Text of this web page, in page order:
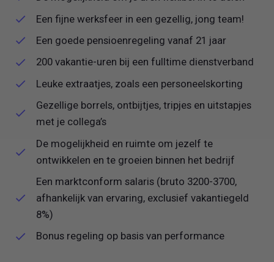
Een fijne werksfeer in een gezellig, jong team!
Een goede pensioenregeling vanaf 21 jaar
200 vakantie-uren bij een fulltime dienstverband
Leuke extraatjes, zoals een personeelskorting
Gezellige borrels, ontbijtjes, tripjes en uitstapjes
met je collega’s
De mogelijkheid en ruimte om jezelf te
ontwikkelen en te groeien binnen het bedrijf
Een marktconform salaris (bruto 3200-3700,
afhankelijk van ervaring, exclusief vakantiegeld
8%)
Bonus regeling op basis van performance